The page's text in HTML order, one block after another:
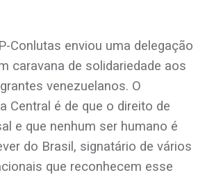
Conlutas enviou uma delegação
caravana de solidariedade aos
venezuelanos. O
Central é de que o direito de
e que nenhum ser humano é
do Brasil, signatário de vários
que reconhecem esse